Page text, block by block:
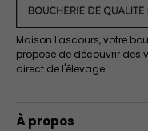
Maison Lascours, votre
propose de découvrir des
direct de l'élevage.
À propos